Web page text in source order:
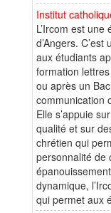
Institut
L’Ircom est
d’Angers.
aux étudiants
formation
ou après un
communication
Elle s’appuie
qualité et sur
chrétien qui
personnalité de
dynamique,
qui permet aux